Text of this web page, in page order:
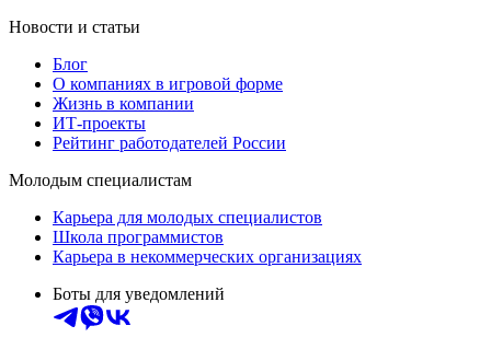
Новости и статьи
Блог
О компаниях в игровой форме
Жизнь в компании
ИТ-проекты
Рейтинг работодателей России
Молодым специалистам
Карьера для молодых специалистов
Школа программистов
Карьера в некоммерческих организациях
Боты для уведомлений